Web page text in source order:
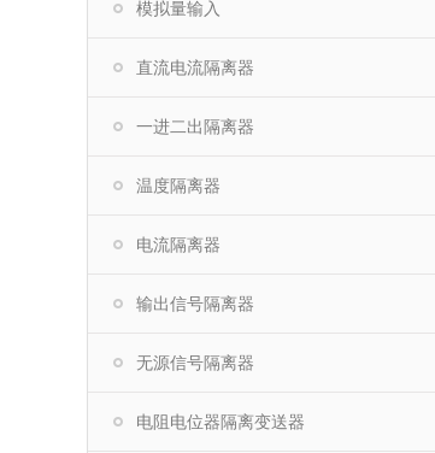
模拟量输入
直流电流隔离器
一进二出隔离器
温度隔离器
电流隔离器
输出信号隔离器
无源信号隔离器
电阻电位器隔离变送器